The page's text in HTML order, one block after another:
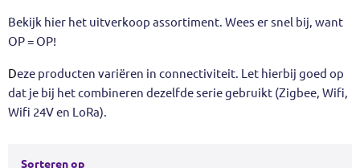
Bekijk hier het uitverkoop assortiment. Wees er snel bij, want
OP = OP!
Deze producten variëren in connectiviteit. Let hierbij goed op
dat je bij het combineren dezelfde serie gebruikt (Zigbee, Wifi,
Wifi 24V en LoRa).
Sorteren op